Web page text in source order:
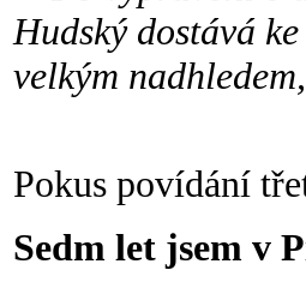
Hudský dostává
velkým
Pokus povídání
Sedm let jsem v